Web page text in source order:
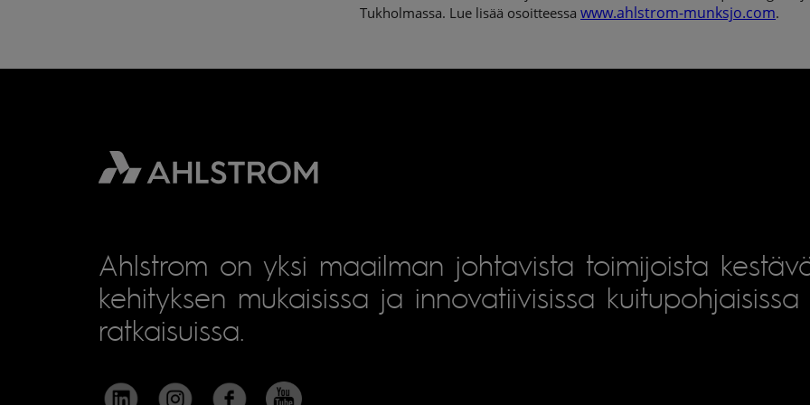
Tukholmassa. Lue lisää osoitteessawww.ahlstrom-munksjo.com.
Ahlstrom on yksi maailman johtavista toimijoista
kehityksen mukaisissa ja innovatiivisissa kuitupohjaisissa
ratkaisuissa.